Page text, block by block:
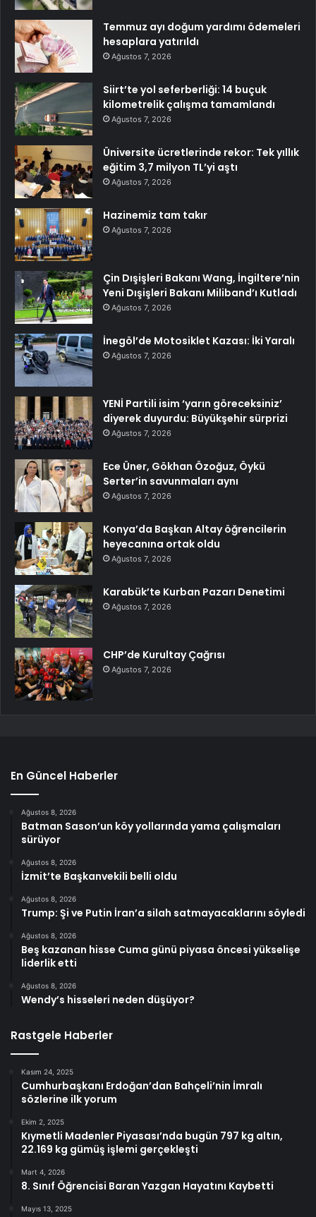
Temmuz ayı doğum yardımı ödemeleri
hesaplara yatırıldı
Ağustos 7, 2026
Siirt’te yol seferberliği: 14 buçuk
kilometrelik çalışma tamamlandı
Ağustos 7, 2026
Üniversite ücretlerinde rekor: Tek yıllık
eğitim 3,7 milyon TL’yi aştı
Ağustos 7, 2026
Hazinemiz tam takır
Ağustos 7, 2026
Çin Dışişleri Bakanı Wang, İngiltere’nin
Yeni Dışişleri Bakanı Miliband’ı Kutladı
Ağustos 7, 2026
İnegöl’de Motosiklet Kazası: İki Yaralı
Ağustos 7, 2026
YENİ Partili isim ‘yarın göreceksiniz’
diyerek duyurdu: Büyükşehir sürprizi
Ağustos 7, 2026
Ece Üner, Gökhan Özoğuz, Öykü
Serter’in savunmaları aynı
Ağustos 7, 2026
Konya’da Başkan Altay öğrencilerin
heyecanına ortak oldu
Ağustos 7, 2026
Karabük’te Kurban Pazarı Denetimi
Ağustos 7, 2026
CHP’de Kurultay Çağrısı
Ağustos 7, 2026
En Güncel Haberler
Ağustos 8, 2026
Batman Sason’un köy yollarında yama çalışmaları
sürüyor
Ağustos 8, 2026
İzmit’te Başkanvekili belli oldu
Ağustos 8, 2026
Trump: Şi ve Putin İran’a silah satmayacaklarını söyledi
Ağustos 8, 2026
Beş kazanan hisse Cuma günü piyasa öncesi yükselişe
liderlik etti
Ağustos 8, 2026
Wendy’s hisseleri neden düşüyor?
Rastgele Haberler
Kasım 24, 2025
Cumhurbaşkanı Erdoğan’dan Bahçeli’nin İmralı
sözlerine ilk yorum
Ekim 2, 2025
Kıymetli Madenler Piyasası’nda bugün 797 kg altın,
22.169 kg gümüş işlemi gerçekleşti
Mart 4, 2026
8. Sınıf Öğrencisi Baran Yazgan Hayatını Kaybetti
Mayıs 13, 2025